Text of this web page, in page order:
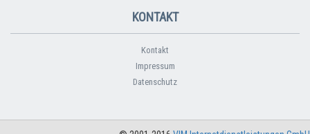
KONTAKT
Kontakt
Impressum
Datenschutz